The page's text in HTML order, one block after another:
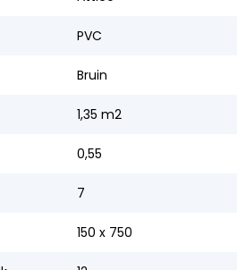
PVC
Bruin
1,35 m2
0,55
7
150 x 750